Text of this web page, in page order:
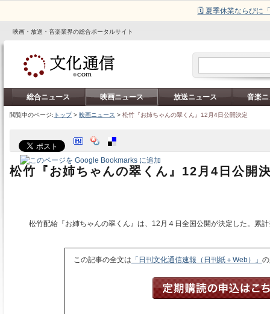
🗓️ 夏季休業ならびに
映画・放送・音楽業界の総合ポータルサイト
総合ニュース 映画ニュース 放送ニュース 音楽
閲覧中のページ: トップ> 映画ニュース > 松竹『お姉ちゃんの翠くん』12月4日公開決定
松竹『お姉ちゃんの翠くん』12月4日公開
松竹配給『お姉ちゃんの翠くん』は、12月４日全国公開が決定した。累
この記事の全文は 「日刊文化通信速報（日刊紙＋Web）」